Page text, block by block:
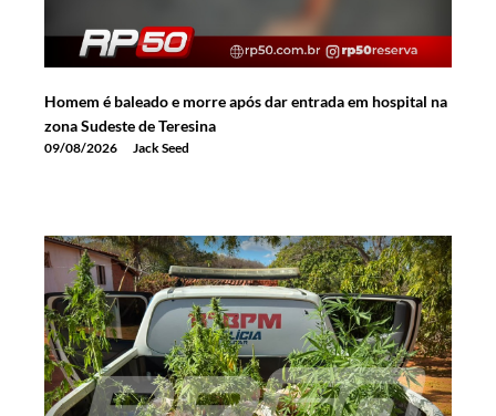
Homem é baleado e morre após dar entrada em hospital na
zona Sudeste de Teresina
09/08/2026 Jack Seed